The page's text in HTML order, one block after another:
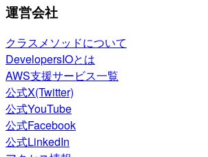
運営会社
クラスメソッドについて
DevelopersIOとは
AWS支援サービス一覧
公式X(Twitter)
公式YouTube
公式Facebook
公式LinkedIn